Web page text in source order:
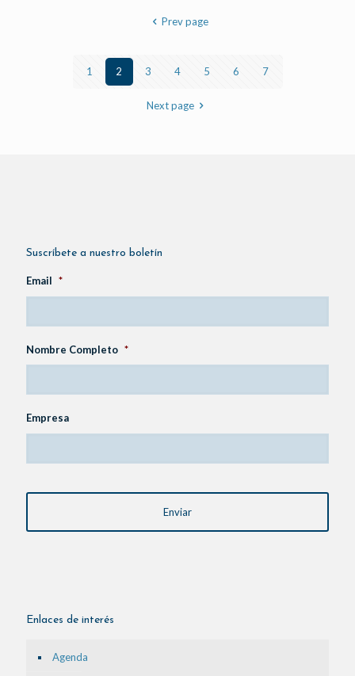
Prev page
1 2 3 4 5 6 7
Next page
Suscríbete a nuestro boletín
Email *
Nombre Completo *
Empresa
Enlaces de interés
Agenda